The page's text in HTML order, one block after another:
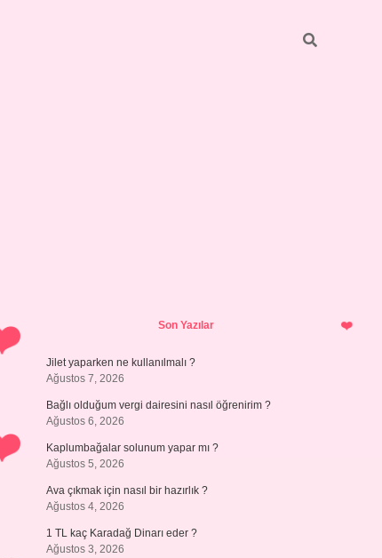
SidebarSon Yazılar
Jilet yaparken ne kullanılmalı ?
Ağustos 7, 2026
Bağlı olduğum vergi dairesini nasıl öğrenirim ?
Ağustos 6, 2026
Kaplumbağalar solunum yapar mı ?
Ağustos 5, 2026
Ava çıkmak için nasıl bir hazırlık ?
Ağustos 4, 2026
1 TL kaç Karadağ Dinarı eder ?
Ağustos 3, 2026